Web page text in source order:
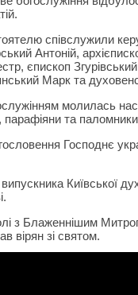
співслужили
Антоній,
єпископ
Марк та
молилась
парафіяни та
Господнє
Київської
з Блаженнішим
вірян зі святом.